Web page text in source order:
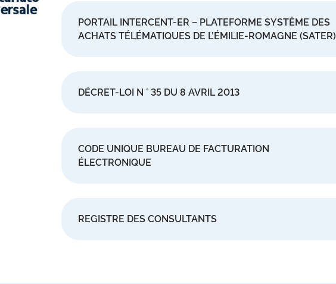
PORTAIL INTERCENT-ER – PLATEFORME SYSTÈME DES
ACHATS TÉLÉMATIQUES DE L’ÉMILIE-ROMAGNE (SATER)
DÉCRET-LOI N ° 35 DU 8 AVRIL 2013
CODE UNIQUE BUREAU DE FACTURATION
ÉLECTRONIQUE
REGISTRE DES CONSULTANTS